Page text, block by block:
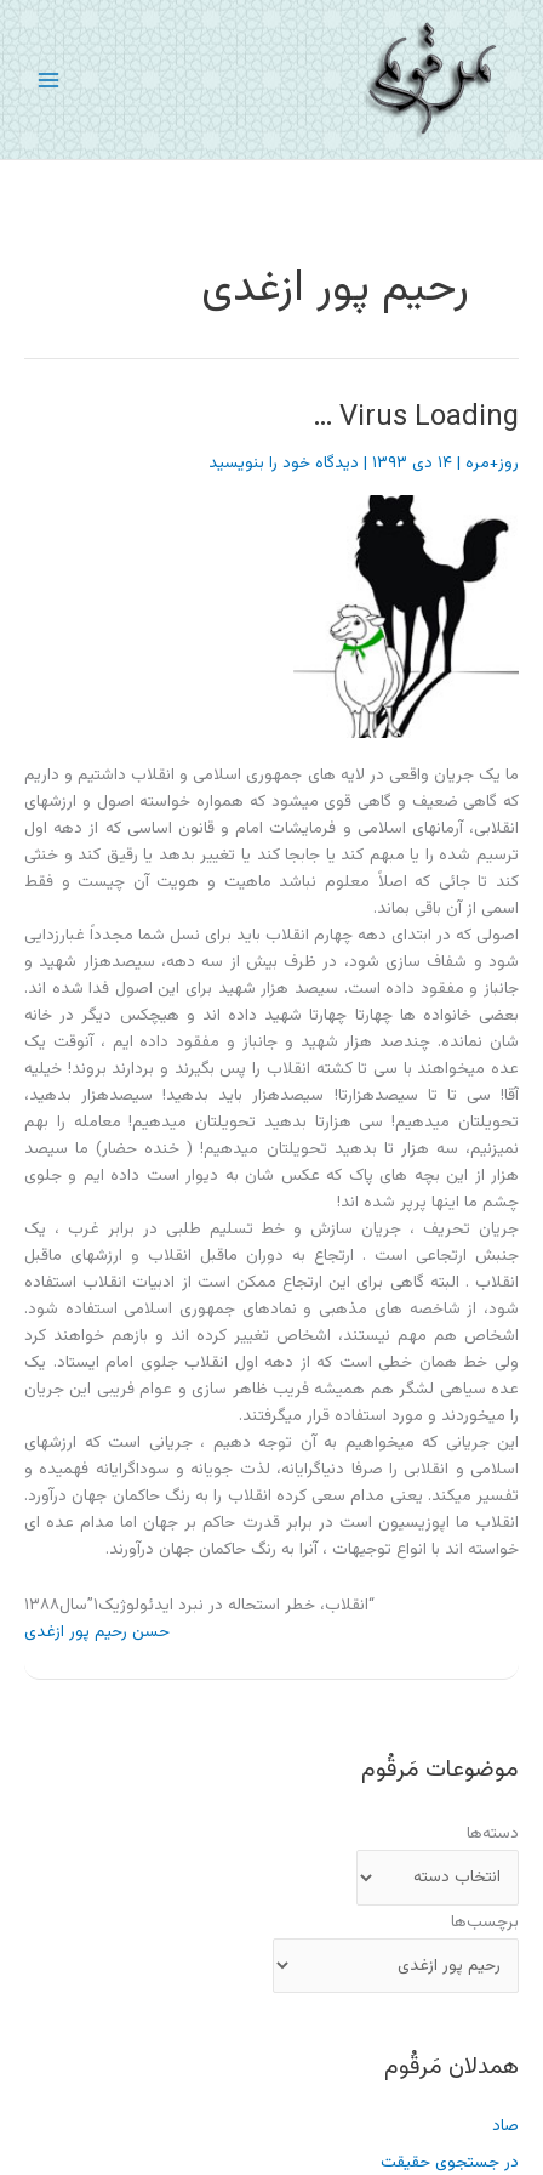
پرش
به
محتوا
رحیم پور ازغدی
Virus Loading …
روز+مره |۱۴ دی ۱۳۹۳ | دیدگاه‌ خود را بنویسید
ما یک جریان واقعى در لایه هاى جمهورى اسلامى و انقلاب داشتیم و داریم
که گاهى ضعیف و گاهى قوى میشود که همواره خواسته اصول و ارزشهاى
انقلابى، آرمانهاى اسلامى و فرمایشات امام و قانون اساسى که از دهه اول
ترسیم شده را یا مبهم کند یا جابجا کند یا تغییر بدهد یا رقیق کند و خنثى
کند تا جائى که اصلاً معلوم نباشد ماهیت و هویت آن چیست و فقط
اسمى از آن باقى بماند.
اصولى که در ابتداى دهه چهارم انقلاب باید براى نسل شما مجدداً غبارزدایى
شود و شفاف سازى شود، در ظرف بیش از سه دهه، سیصدهزار شهید و
جانباز و مفقود داده است. سیصد هزار شهید براى این اصول فدا شده اند.
بعضى خانواده ها چهارتا چهارتا شهید داده اند و هیچکس دیگر در خانه
شان نمانده. چندصد هزار شهید و جانباز و مفقود داده ایم ، آنوقت یک
عده میخواهند با سى تا کشته انقلاب را پس بگیرند و بردارند بروند! خیلیه
آقا! سى تا تا سیصدهزارتا! سیصدهزار باید بدهید! سیصدهزار بدهید،
تحویلتان میدهیم! سى هزارتا بدهید تحویلتان میدهیم! معامله را بهم
نمیزنیم، سه هزار تا بدهید تحویلتان میدهیم! ( خنده حضار) ما سیصد
هزار از این بچه هاى پاک که عکس شان به دیوار است داده ایم و جلوى
چشم ما اینها پرپر شده اند!
جریان تحریف ، جریان سازش و خط تسلیم طلبى در برابر غرب ، یک
جنبش ارتجاعى است . ارتجاع به دوران ماقبل انقلاب و ارزشهاى ماقبل
انقلاب . البته گاهى براى این ارتجاع ممکن است از ادبیات انقلاب استفاده
شود، از شاخصه هاى مذهبى و نمادهاى جمهورى اسلامى استفاده شود.
اشخاص هم مهم نیستند، اشخاص تغییر کرده اند و بازهم خواهند کرد
ولى خط همان خطى است که از دهه اول انقلاب جلوى امام ایستاد. یک
عده سیاهى لشگر هم همیشه فریب ظاهر سازى و عوام فریبى این جریان
را میخوردند و مورد استفاده قرار میگرفتند.
این جریانى که میخواهیم به آن توجه دهیم ، جریانى است که ارزشهاى
اسلامى و انقلابى را صرفا دنیاگرایانه، لذت جویانه و سوداگرایانه فهمیده و
تفسیر میکند. یعنى مدام سعى کرده انقلاب را به رنگ حاکمان جهان درآورد.
انقلاب ما اپوزیسیون است در برابر قدرت حاکم بر جهان اما مدام عده اى
خواسته اند با انواع توجیهات ، آنرا به رنگ حاکمان جهان درآورند.
“انقلاب، خطر استحاله در نبرد ایدئولوژیک١”سال١٣٨٨
حسن رحیم پور ازغدی
موضوعات مَرقُوم
دسته‌ها
برچسب‌ها
همدلان مَرقُوم
صاد
در جستجوی حقیقت